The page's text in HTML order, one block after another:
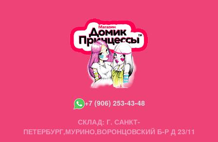
+7 (906) 253-43-48
СКЛАД: Г. САНКТ-
ПЕТЕРБУРГ,МУРИНО,ВОРОНЦОВСКИЙ Б-Р Д 23/11